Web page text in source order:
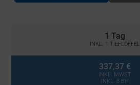
1 Tag
INKL. 1 TIEFLÖFFEL
337,37 €
INKL. MWST
INKL. 8 BH